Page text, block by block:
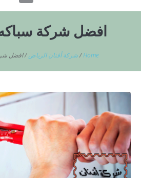
افضل شركة
Home
/شركة أفنان الرياض /افضل